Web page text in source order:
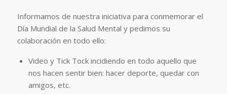
Informamos de nuestra iniciativa para conmemorar el
Día Mundial de la Salud Mental y pedimos su
colaboración en todo ello:
Video y Tick Tock incidiendo en todo aquello que
nos hacen sentir bien: hacer deporte, quedar con
amigos, etc.